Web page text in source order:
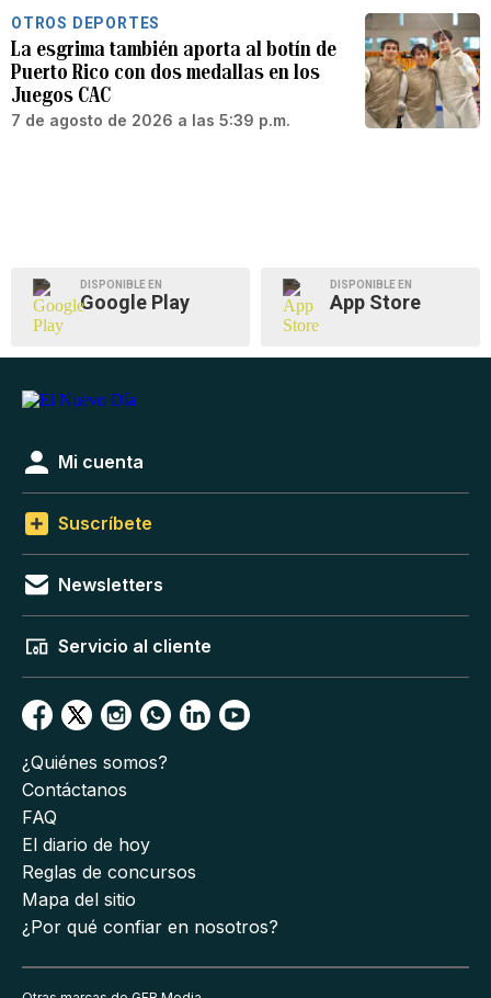
OTROS DEPORTES
La esgrima también aporta al botín de
Puerto Rico con dos medallas en los
Juegos CAC
7 de agosto de 2026 a las 5:39 p.m.
DISPONIBLE EN
Google Play
DISPONIBLE EN
App Store
Mi cuenta
Suscríbete
Newsletters
Servicio al cliente
¿Quiénes somos?
Contáctanos
FAQ
El diario de hoy
Reglas de concursos
Mapa del sitio
¿Por qué confiar en nosotros?